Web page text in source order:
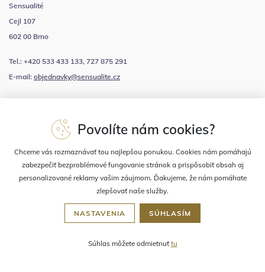
Sensualité
Cejl 107
602 00 Brno
Tel.: +420 533 433 133, 727 875 291
E-mail: objednavky@sensualite.cz
Súhlasím saspracovaním osobných údajov
BK Kosmetika, s.r.o.
Povolíte nám cookies?
Chceme vás rozmaznávať tou najlepšou ponukou. Cookies nám pomáhajú
zabezpečiť bezproblémové fungovanie stránok a prispôsobiť obsah aj
personalizované reklamy vašim záujmom. Ďakujeme, že nám pomáhate
zlepšovať naše služby.
NASTAVENIA SÚHLASÍM
Súhlas môžete odmietnuť tu